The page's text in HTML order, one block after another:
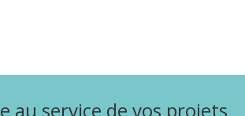
au service de vos projets